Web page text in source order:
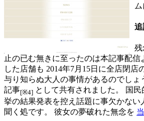
追
残
止の已む無きに至ったのは本記事配
した店舗も 2014年7月15日に全店閉
与り知らぬ大人の事情があるのでし
記事[※4] として共有されました。 国
挙の結果発表を控え話題に事欠かな
聞く処です。 彼女の夢破れた無念を